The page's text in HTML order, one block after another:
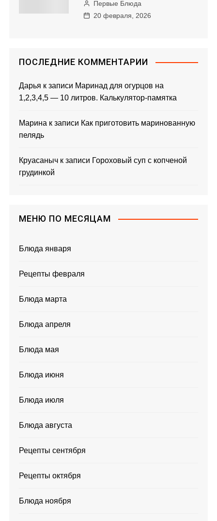
Первые Блюда
20 февраля, 2026
ПОСЛЕДНИЕ КОММЕНТАРИИ
Дарья к записи Маринад для огурцов на
1,2,3,4,5 — 10 литров. Калькулятор-памятка
Марина к записи Как приготовить маринованную
пелядь
Круасаныч к записи Гороховый суп с копченой
грудинкой
МЕНЮ ПО МЕСЯЦАМ
Блюда января
Рецепты февраля
Блюда марта
Блюда апреля
Блюда мая
Блюда июня
Блюда июля
Блюда августа
Рецепты сентября
Рецепты октября
Блюда ноября